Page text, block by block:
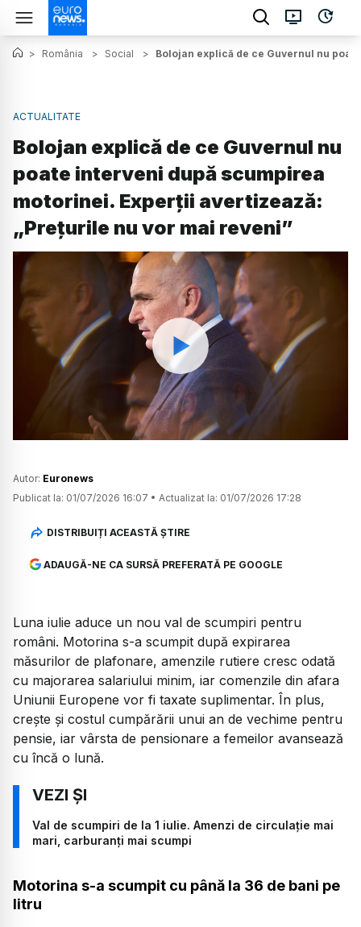
> România > Social > Bolojan explică de ce Guvernul nu
ACTUALITATE
Bolojan explică de ce Guvernul nu
poate interveni după scumpirea
motorinei. Experții avertizează:
„Prețurile nu vor mai reveni”
Watch
Autor: Euronews
Publicat la: 01/07/2026 16:07 • Actualizat la: 01/07/2026 17:28
DISTRIBUIȚI ACEASTĂ ȘTIRE
ADAUGĂ-NE CA SURSĂ PREFERATĂ PE GOOGLE
Luna iulie aduce un nou val de scumpiri pentru
români. Motorina s-a scumpit după expirarea
măsurilor de plafonare, amenzile rutiere cresc odată
cu majorarea salariului minim, iar comenzile din afara
Uniunii Europene vor fi taxate suplimentar. În plus,
crește și costul cumpărării unui an de vechime pentru
pensie, iar vârsta de pensionare a femeilor avansează
cu încă o lună.
Val de scumpiri de la 1 iulie. Amenzi de circulație mai
mari, carburanți mai scumpi
Motorina s-a scumpit cu până la 36 de bani pe
litru